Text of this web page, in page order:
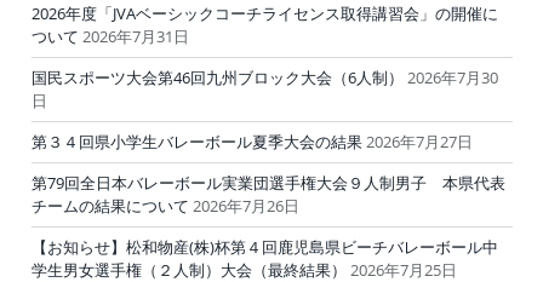
2026年度「JVAベーシックコーチライセンス取得講習会」の開催に
ついて 2026年7月31日
国民スポーツ大会第46回九州ブロック大会（6人制）
2026年7月30
日
第３４回県小学生バレーボール夏季大会の結果2026年7月27日
第79回全日本バレーボール実業団選手権大会９人制男子 本県代表
チームの結果について 2026年7月26日
【お知らせ】松和物産(株)杯第４回鹿児島県ビーチバレーボール中
学生男女選手権（２人制）大会（最終結果）
2026年7月25日